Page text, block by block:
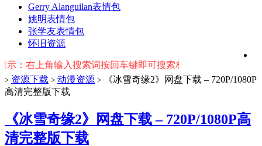
Gerry Alanguilan表情包
姚明表情包
张学友表情包
怀旧资源
角输入搜索词按回车键即可搜索相关资源~~
> 资源下载 > 动漫资源 >
《冰雪奇缘2》网盘下载 – 720P/1080P
高清完整版下载
《冰雪奇缘2》网盘下载 – 720P/1080P高
清完整版下载